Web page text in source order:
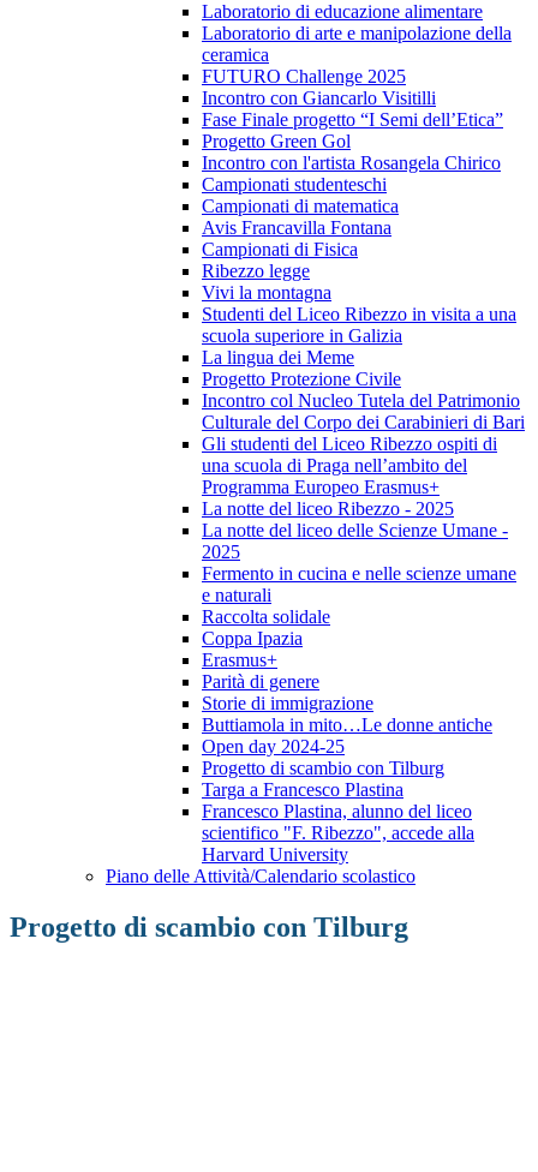
Laboratorio di educazione alimentare
Laboratorio di arte e manipolazione della
ceramica
FUTURO Challenge 2025
Incontro con Giancarlo Visitilli
Fase Finale progetto “I Semi dell’Etica”
Progetto Green Gol
Incontro con l'artista Rosangela Chirico
Campionati studenteschi
Campionati di matematica
Avis Francavilla Fontana
Campionati di Fisica
Ribezzo legge
Vivi la montagna
Studenti del Liceo Ribezzo in visita a una
scuola superiore in Galizia
La lingua dei Meme
Progetto Protezione Civile
Incontro col Nucleo Tutela del Patrimonio
Culturale del Corpo dei Carabinieri di Bari
Gli studenti del Liceo Ribezzo ospiti di
una scuola di Praga nell’ambito del
Programma Europeo Erasmus+
La notte del liceo Ribezzo - 2025
La notte del liceo delle Scienze Umane -
2025
Fermento in cucina e nelle scienze umane
e naturali
Raccolta solidale
Coppa Ipazia
Erasmus+
Parità di genere
Storie di immigrazione
Buttiamola in mito…Le donne antiche
Open day 2024-25
Progetto di scambio con Tilburg
Targa a Francesco Plastina
Francesco Plastina, alunno del liceo
scientifico "F. Ribezzo", accede alla
Harvard University
Piano delle Attività/Calendario scolastico
Progetto di scambio con Tilburg